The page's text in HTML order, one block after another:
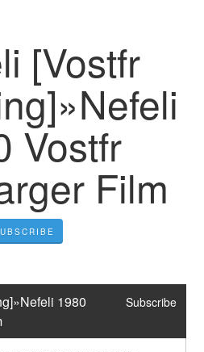
[Vostfr
Vostfr
Film
1980
Subscribe